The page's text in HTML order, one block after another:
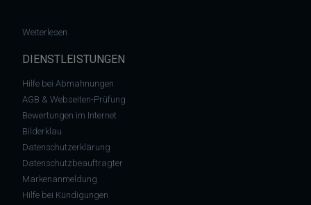
Weiterlesen
DIENSTLEISTUNGEN
Hilfe bei Abmahnungen
AGB & Webseiten-Prüfung
Bewertungen im Internet
Bilderklau
Datenschutzerklärung
Datenschutzbeauftragter
Markenanmeldung
Hilfe bei Kündigungen